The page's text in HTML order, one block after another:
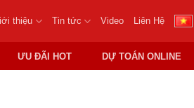
thiệu Tin tức Video Liên Hệ
ƯU ĐÃI HOT DỰ TOÁN ONLINE